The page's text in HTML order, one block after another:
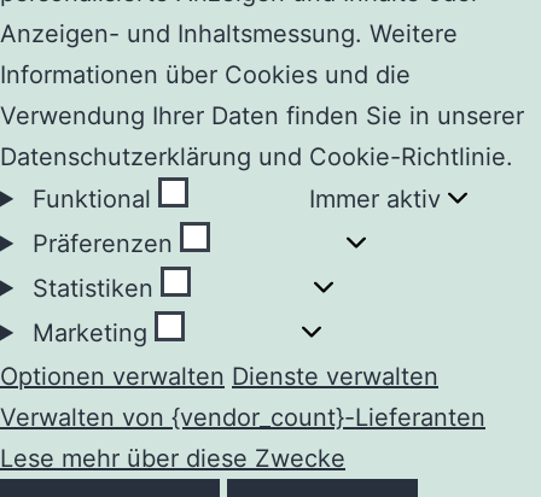
Anzeigen- und Inhaltsmessung. Weitere
Informationen über Cookies und die
Verwendung Ihrer Daten finden Sie in unserer
Datenschutzerklärung und Cookie-Richtlinie.
Funktional
Immer aktiv
Präferenzen
Statistiken
Marketing
Optionen verwalten Dienste verwalten
Verwalten von {vendor_count}-Lieferanten
Lese mehr über diese Zwecke